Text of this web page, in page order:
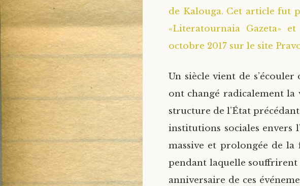
de Kalouga. Cet article fut
«Literatournaia Gazeta»
octobre 2017 sur le site
Un siècle vient de
ont changé radicalement la
structure de l’État
institutions sociales envers
massive et prolongée de
pendant laquelle souffrirent
anniversaire de ces